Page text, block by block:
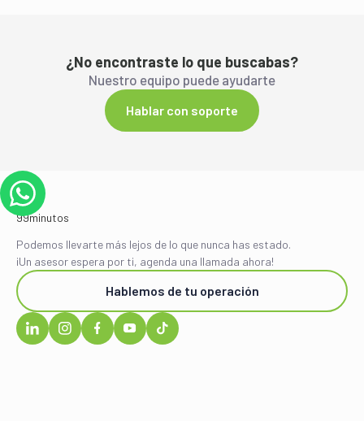
¿No encontraste lo que buscabas?
Nuestro equipo puede ayudarte
Hablar con soporte
Podemos llevarte más lejos de lo que nunca has estado.
¡Un asesor espera por ti, agenda una llamada ahora!
Hablemos de tu operación